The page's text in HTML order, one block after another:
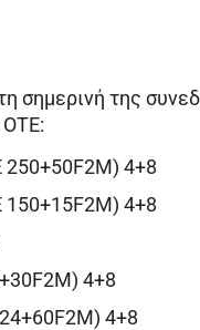
σημερινή της
ΟΤΕ:
250+50F2M) 4+8
150+15F2M) 4+8
4+8
4+8